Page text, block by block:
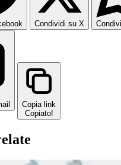
Condividi su X
Copia link
Copiato!